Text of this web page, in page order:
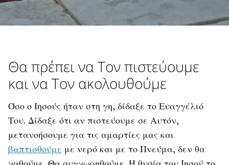
Θα πρέπει να Τον πιστεύουμε
και να Τον ακολουθούμε
Όσο ο Ιησούς ήταν στη γη, δίδαξε το Ευαγγέλιό
Του. Δίδαξε ότι αν πιστεύουμε σε Αυτόν,
μετανοήσουμε για τις αμαρτίες μας και
βαπτισθούμε με νερό και με το Πνεύμα, δεν θα